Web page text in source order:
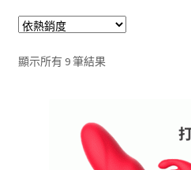
顯示所有 9 筆結果依
排
序